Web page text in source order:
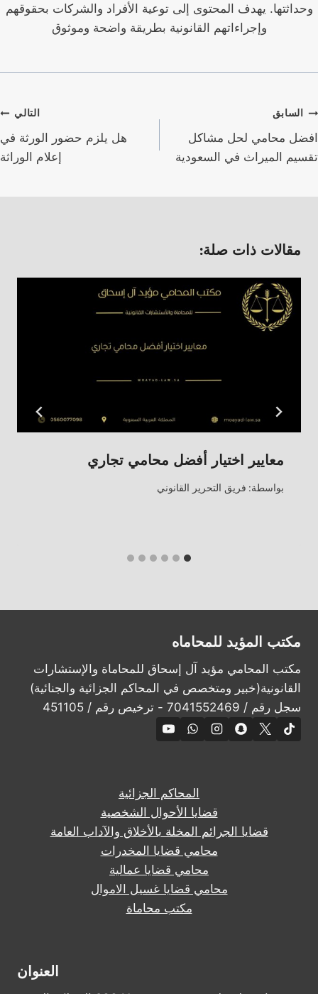
وحداثتها. يهدف المحتوى إلى توعية الأفراد والشركات بحقوقهم
وإجراءاتهم القانونية بطريقة واضحة وموثوق
تصفّح
المقالات
السابق
افضل محامي لحل مشاكل
تقسيم الميراث في السعودية
التالي
هل يلزم حضور الورثة في
إعلام الوراثة
مقالات ذات صلة:
معايير اختيار أفضل محامي تجاري
بواسطة: فريق التحرير القانوني
مكتب المؤيد للمحاماه
مكتب المحامي مؤيد آل إسحاق للمحاماة والإستشارات
القانونية(خبير ومتخصص في المحاكم الجزائية والجنائية)
سجل رقم / 7041552469 - ترخيص رقم / 451105
المحاكم الجزائية
قضايا الأحوال الشخصية
قضايا الجرائم المخلة بالأخلاق والآداب العامة
محامي قضايا المخدرات
محامي قضايا عمالية
محامي قضايا غسيل الاموال
مكتب محاماة
العنوان